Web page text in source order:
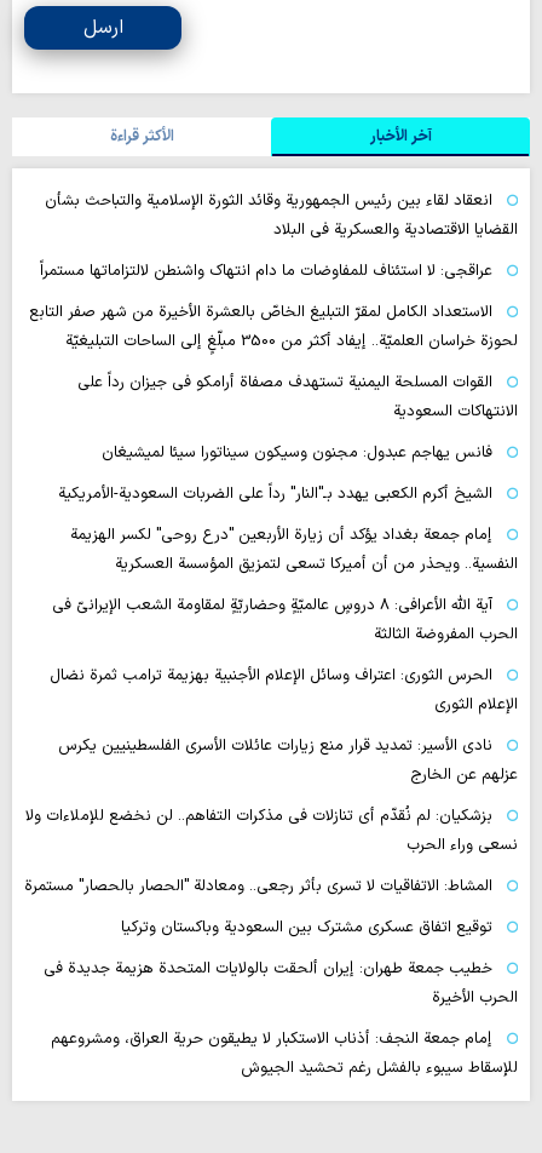
ارسل
آخر الأخبار الأکثر قراءة
انعقاد لقاء بين رئيس الجمهورية وقائد الثورة الإسلامية والتباحث بشأن
القضايا الاقتصادية والعسكرية في البلاد
عراقجي: لا استئناف للمفاوضات ما دام انتهاك واشنطن لالتزاماتها مستمراً
الاستعداد الكامل لمقرّ التبليغ الخاصّ بالعشرة الأخيرة من شهر صفر التابع
لحوزة خراسان العلميّة.. إيفاد أكثر من 3500 مبلّغٍ إلى الساحات التبليغيّة
القوات المسلحة اليمنية تستهدف مصفاة أرامكو في جيزان رداً على
الانتهاكات السعودية
فانس يهاجم عبدول: مجنون وسيكون سيناتورا سيئا لميشيغان
الشيخ أكرم الكعبي يهدد بـ"النار" رداً على الضربات السعودية-الأمريكية
إمام جمعة بغداد يؤكد أن زيارة الأربعين "درع روحي" لكسر الهزيمة
النفسية.. ويحذر من أن أميركا تسعى لتمزيق المؤسسة العسكرية
آية اللّه الأعرافي: 8 دروسٍ عالميّةٍ وحضاريّةٍ لمقاومة الشعب الإيرانيّ في
الحرب المفروضة الثالثة
الحرس الثوري: اعتراف وسائل الإعلام الأجنبية بهزيمة ترامب ثمرة نضال
الإعلام الثوري
نادي الأسير: تمديد قرار منع زيارات عائلات الأسرى الفلسطينيين يكرس
عزلهم عن الخارج
بزشكيان: لم نُقدّم أي تنازلات في مذكرات التفاهم.. لن نخضع للإملاءات ولا
نسعى وراء الحرب
المشاط: الاتفاقيات لا تسري بأثر رجعي.. ومعادلة "الحصار بالحصار" مستمرة
توقيع اتفاق عسكري مشترك بين السعودية وباكستان وتركيا
خطيب جمعة طهران: إيران ألحقت بالولايات المتحدة هزيمة جديدة في
الحرب الأخيرة
إمام جمعة النجف: أذناب الاستكبار لا يطيقون حرية العراق، ومشروعهم
للإسقاط سيبوء بالفشل رغم تحشيد الجيوش